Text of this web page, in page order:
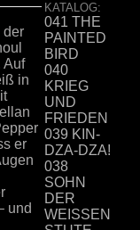
der
Auf
in
er
und
KATALOG:
041 THE
PAINTED
BIRD
040
KRIEG
UND
FRIEDEN
039 KIN-
DZA-DZA!
038
SOHN
DER
WEISSEN